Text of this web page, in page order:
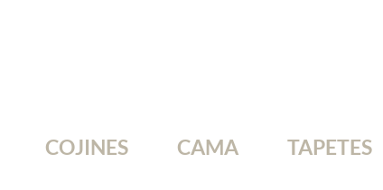
COJINES CAMA TAPETES